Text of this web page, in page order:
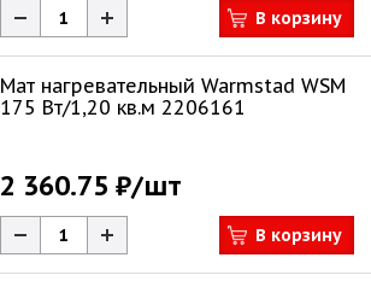
В корзину
Мат нагревательный Warmstad WSM
175 Вт/1,20 кв.м 2206161
2 360.75 ₽/шт
В корзину